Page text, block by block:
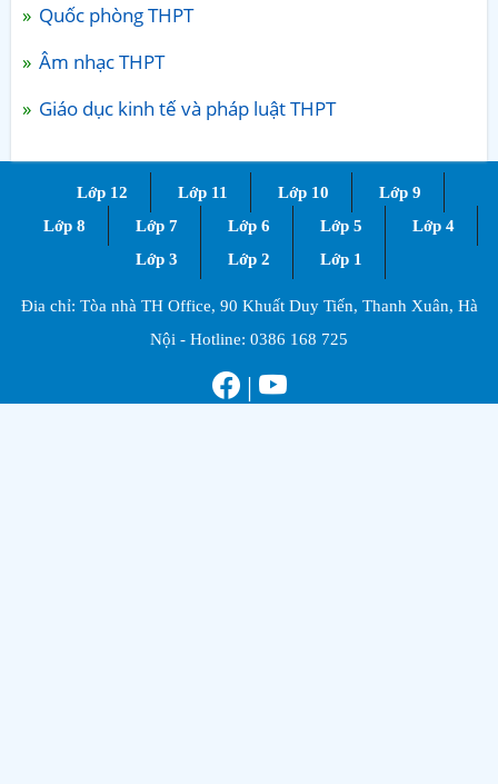
Quốc phòng THPT
Âm nhạc THPT
Giáo dục kinh tế và pháp luật THPT
Lớp 12 Lớp 11 Lớp 10
Lớp 9
Lớp 8
Lớp 7 Lớp 6 Lớp 5
Lớp 4
Lớp 3
Lớp 2 Lớp 1
Đia chỉ: Tòa nhà TH Office, 90 Khuất Duy Tiến, Thanh Xuân, Hà
Nội - Hotline: 0386 168 725
|